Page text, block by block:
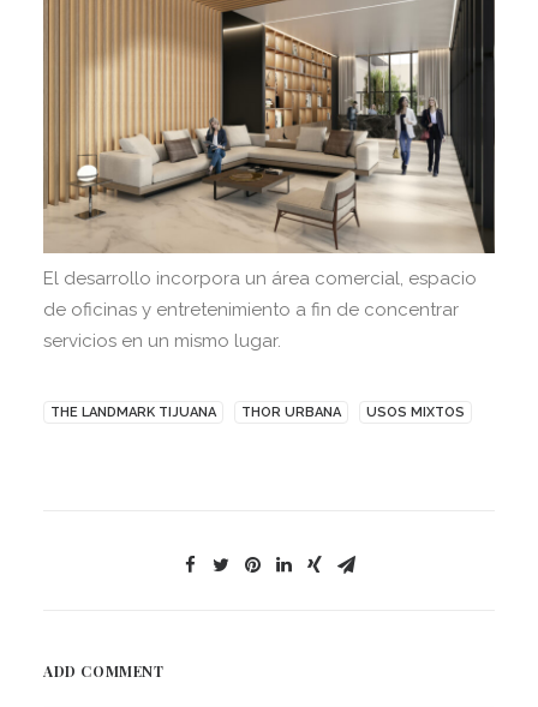
El desarrollo incorpora un área comercial, espacio
de oficinas y entretenimiento a fin de concentrar
servicios en un mismo lugar.
THE LANDMARK TIJUANA THOR URBANA USOS MIXTOS
ADD COMMENT